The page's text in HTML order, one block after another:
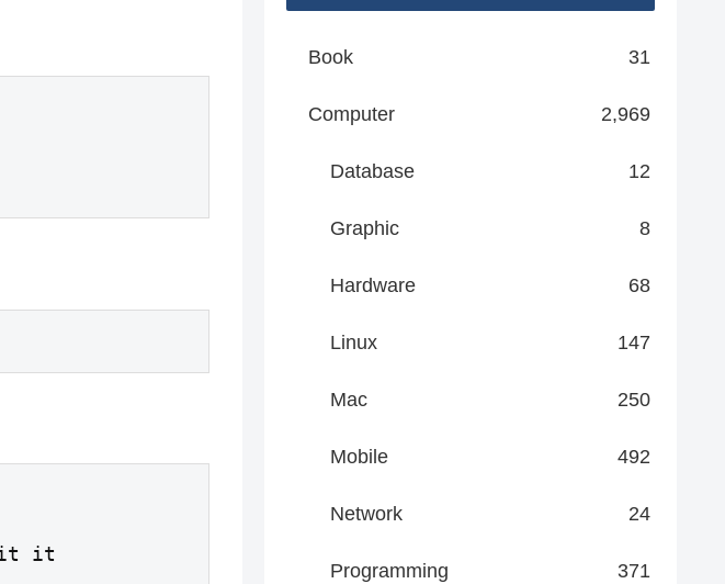
it
Book 31
Computer 2,969
Database 12
Graphic 8
Hardware 68
Linux 147
Mac 250
Mobile 492
Network 24
Programming 371